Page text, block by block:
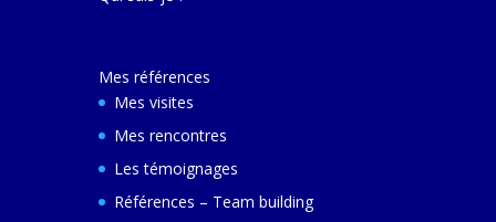
Mes références
Mes visites
Mes rencontres
Les témoignages
Références – Team building